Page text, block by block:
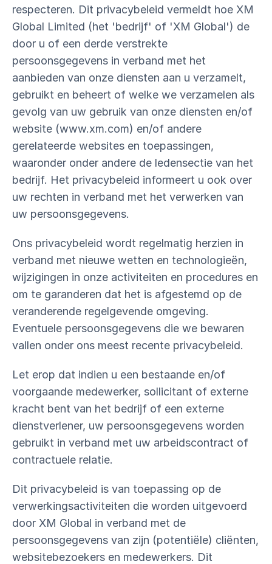
respecteren. Dit privacybeleid vermeldt hoe XM
Global Limited (het 'bedrijf' of 'XM Global') de
door u of een derde verstrekte
persoonsgegevens in verband met het
aanbieden van onze diensten aan u verzamelt,
gebruikt en beheert of welke we verzamelen als
gevolg van uw gebruik van onze diensten en/of
website (www.xm.com) en/of andere
gerelateerde websites en toepassingen,
waaronder onder andere de ledensectie van het
bedrijf. Het privacybeleid informeert u ook over
uw rechten in verband met het verwerken van
uw persoonsgegevens.
Ons privacybeleid wordt regelmatig herzien in
verband met nieuwe wetten en technologieën,
wijzigingen in onze activiteiten en procedures en
om te garanderen dat het is afgestemd op de
veranderende regelgevende omgeving.
Eventuele persoonsgegevens die we bewaren
vallen onder ons meest recente privacybeleid.
Let erop dat indien u een bestaande en/of
voorgaande medewerker, sollicitant of externe
kracht bent van het bedrijf of een externe
dienstverlener, uw persoonsgegevens worden
gebruikt in verband met uw arbeidscontract of
contractuele relatie.
Dit privacybeleid is van toepassing op de
verwerkingsactiviteiten die worden uitgevoerd
door XM Global in verband met de
persoonsgegevens van zijn (potentiële) cliënten,
websitebezoekers en medewerkers. Dit